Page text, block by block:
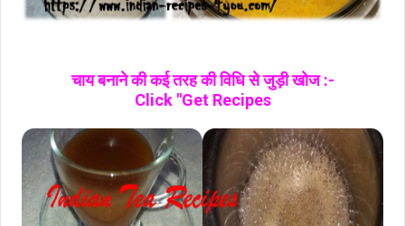
चाय बनाने की कई तरह की विधि से जुड़ी खोज :-
Click "Get Recipes